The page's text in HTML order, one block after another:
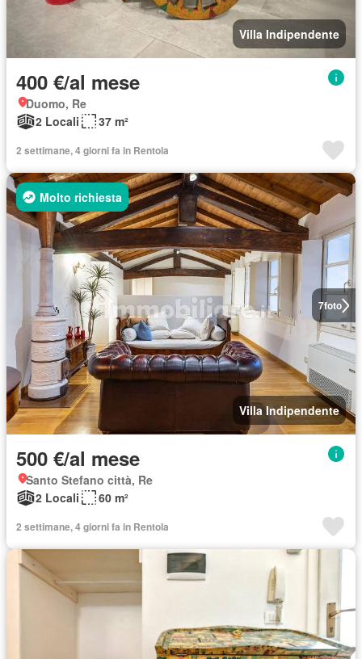
Villa Indipendente
400 €/al mese
Duomo, Re
2 Locali
37 m²
2 settimane, 4 giorni fa in Rentola
7foto
Molto richiesta
Villa Indipendente
500 €/al mese
Santo Stefano città, Re
2 Locali
60 m²
2 settimane, 4 giorni fa in Rentola